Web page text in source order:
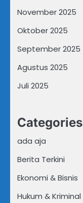
November 2025
Oktober 2025
September 2025
Agustus 2025
Juli 2025
Categories
ada aja
Berita Terkini
Ekonomi & Bisnis
Hukum & Kriminal